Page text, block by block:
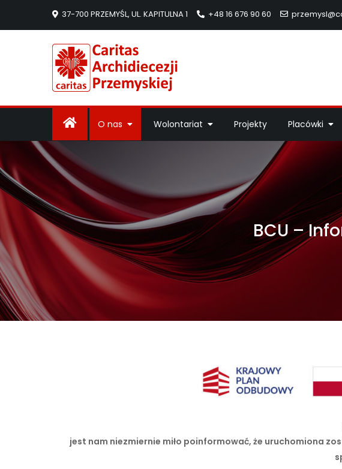
37-700 PRZEMYŚL, UL. KAPITULNA 1 +48 16 676 90 60
O nas Wolontariat Projekty Placówki
BCU –
jest nam niezmiernie miło poinformować, że uruchomiona